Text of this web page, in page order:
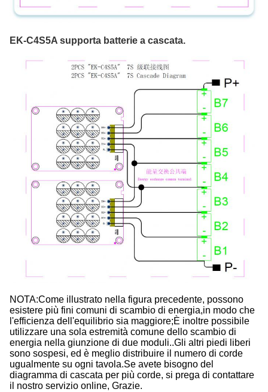
EK-C4S5A supporta batterie a cascata.
NOTA:Come illustrato nella figura precedente, possono
esistere più fini comuni di scambio di energia,in modo che
l'efficienza dell'equilibrio sia maggiore;È inoltre possibile
utilizzare una sola estremità comune dello scambio di
energia nella giunzione di due moduli..Gli altri piedi liberi
sono sospesi, ed è meglio distribuire il numero di corde
ugualmente su ogni tavola.Se avete bisogno del
diagramma di cascata per più corde, si prega di contattare
il nostro servizio online, Grazie.